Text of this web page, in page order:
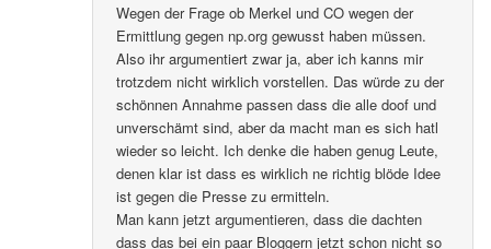
Wegen der Frage ob Merkel und CO wegen der
Ermittlung gegen np.org gewusst haben müssen.
Also ihr argumentiert zwar ja, aber ich kanns mir
trotzdem nicht wirklich vorstellen. Das würde zu der
schönnen Annahme passen dass die alle doof und
unverschämt sind, aber da macht man es sich hatl
wieder so leicht. Ich denke die haben genug Leute,
denen klar ist dass es wirklich ne richtig blöde Idee
ist gegen die Presse zu ermitteln.
Man kann jetzt argumentieren, dass die dachten
dass das bei ein paar Bloggern jetzt schon nicht so